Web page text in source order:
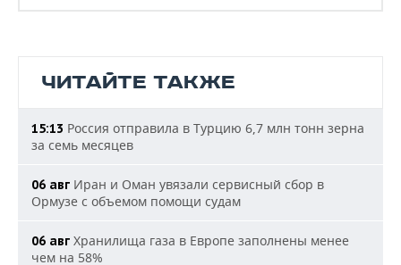
ЧИТАЙТЕ ТАКЖЕ
15:13 Россия отправила в Турцию 6,7 млн тонн зерна
за семь месяцев
06 авг Иран и Оман увязали сервисный сбор в
Ормузе с объемом помощи судам
06 авг Хранилища газа в Европе заполнены менее
чем на 58%